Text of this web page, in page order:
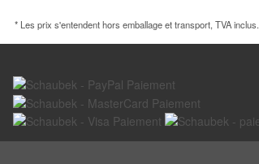
* Les prix s'entendent hors emballage et transport, TVA inclus.